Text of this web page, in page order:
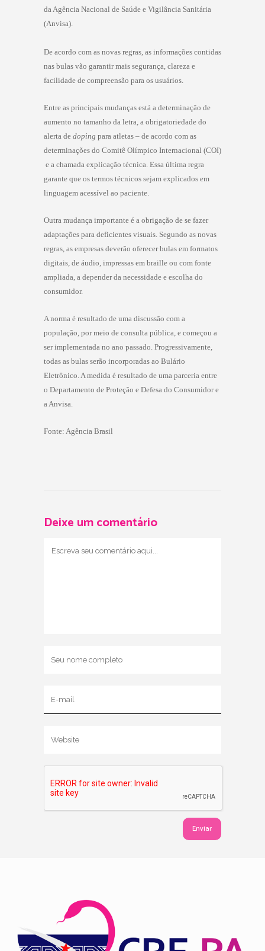
da Agência Nacional de Saúde e Vigilância Sanitária
(Anvisa).
De acordo com as novas regras, as informações contidas
nas bulas vão garantir mais segurança, clareza e
facilidade de compreensão para os usuários.
Entre as principais mudanças está a determinação de
aumento no tamanho da letra, a obrigatoriedade do
alerta de doping para atletas – de acordo com as
determinações do Comitê Olímpico Internacional (COI)
 e a chamada explicação técnica. Essa última regra
garante que os termos técnicos sejam explicados em
linguagem acessível ao paciente.
Outra mudança importante é a obrigação de se fazer
adaptações para deficientes visuais. Segundo as novas
regras, as empresas deverão oferecer bulas em formatos
digitais, de áudio, impressas em braille ou com fonte
ampliada, a depender da necessidade e escolha do
consumidor.
A norma é resultado de uma discussão com a
população, por meio de consulta pública, e começou a
ser implementada no ano passado. Progressivamente,
todas as bulas serão incorporadas ao Bulário
Eletrônico. A medida é resultado de uma parceria entre
o Departamento de Proteção e Defesa do Consumidor e
a Anvisa.
Fonte: Agência Brasil
Deixe um comentário